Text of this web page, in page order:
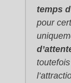
temps
pour